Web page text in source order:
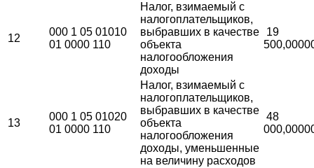
12
000 1 05 01010
01 0000 110
Налог, взимаемый с
налогоплательщиков,
выбравших в качестве
объекта
налогообложения
доходы
19
13
000 1 05 01020
01 0000 110
Налог, взимаемый с
налогоплательщиков,
выбравших в качестве
объекта
налогообложения
доходы, уменьшенные
на величину расходов
48